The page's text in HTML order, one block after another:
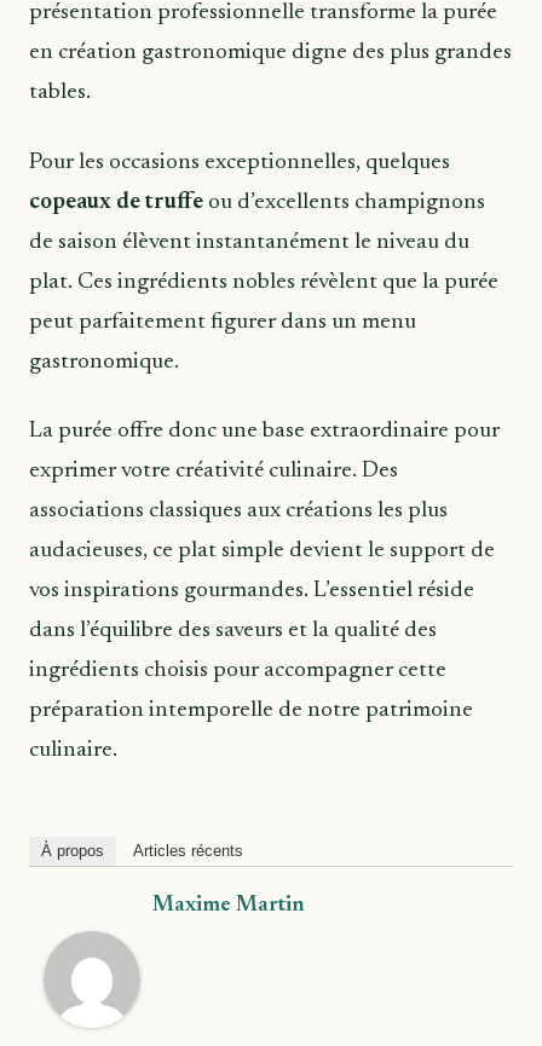
présentation professionnelle transforme la purée
en création gastronomique digne des plus grandes
tables.
Pour les occasions exceptionnelles, quelques
copeaux de truffe ou d’excellents champignons
de saison élèvent instantanément le niveau du
plat. Ces ingrédients nobles révèlent que la purée
peut parfaitement figurer dans un menu
gastronomique.
La purée offre donc une base extraordinaire pour
exprimer votre créativité culinaire. Des
associations classiques aux créations les plus
audacieuses, ce plat simple devient le support de
vos inspirations gourmandes. L’essentiel réside
dans l’équilibre des saveurs et la qualité des
ingrédients choisis pour accompagner cette
préparation intemporelle de notre patrimoine
culinaire.
À propos Articles récents
Maxime Martin